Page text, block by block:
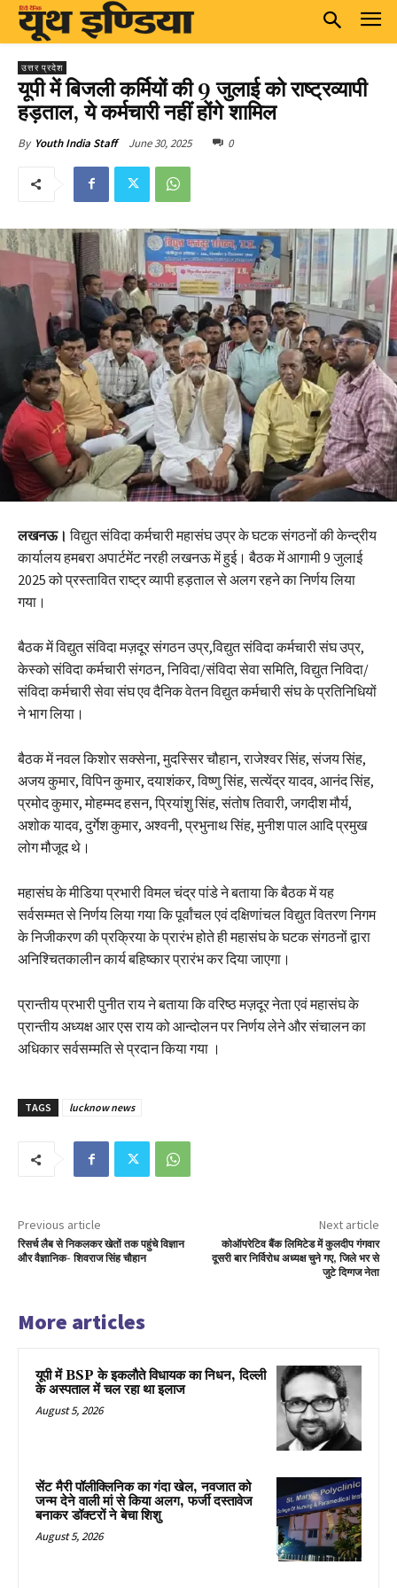
उत्तर प्रदेश
यूपी में बिजली कर्मियों की 9 जुलाई को राष्ट्रव्यापी
हड़ताल, ये कर्मचारी नहीं होंगे शामिल
By Youth India Staff June 30, 2025 0
लखनऊ। विद्युत संविदा कर्मचारी महासंघ उप्र के घटक संगठनों की केन्द्रीय
कार्यालय हमबरा अपार्टमेंट नरही लखनऊ में हुई। बैठक में आगामी 9 जुलाई
2025 को प्रस्तावित राष्ट्र व्यापी हड़ताल से अलग रहने का निर्णय लिया
गया।
बैठक में विद्युत संविदा मज़दूर संगठन उप्र,विद्युत संविदा कर्मचारी संघ उप्र,
केस्को संविदा कर्मचारी संगठन, निविदा/संविदा सेवा समिति, विद्युत निविदा/
संविदा कर्मचारी सेवा संघ एव दैनिक वेतन विद्युत कर्मचारी संघ के प्रतिनिधियों
ने भाग लिया।
बैठक में नवल किशोर सक्सेना, मुदस्सिर चौहान, राजेश्वर सिंह, संजय सिंह,
अजय कुमार, विपिन कुमार, दयाशंकर, विष्णु सिंह, सत्येंद्र यादव, आनंद सिंह,
प्रमोद कुमार, मोहम्मद हसन, प्रियांशु सिंह, संतोष तिवारी, जगदीश मौर्य,
अशोक यादव, दुर्गेश कुमार, अश्वनी, प्रभुनाथ सिंह, मुनीश पाल आदि प्रमुख
लोग मौजूद थे।
महासंघ के मीडिया प्रभारी विमल चंद्र पांडे ने बताया कि बैठक में यह
सर्वसम्मत से निर्णय लिया गया कि पूर्वांचल एवं दक्षिणांचल विद्युत वितरण निगम
के निजीकरण की प्रक्रिया के प्रारंभ होते ही महासंघ के घटक संगठनों द्वारा
अनिश्चितकालीन कार्य बहिष्कार प्रारंभ कर दिया जाएगा।
प्रान्तीय प्रभारी पुनीत राय ने बताया कि वरिष्ठ मज़दूर नेता एवं महासंघ के
प्रान्तीय अध्यक्ष आर एस राय को आन्दोलन पर निर्णय लेने और संचालन का
अधिकार सर्वसम्मति से प्रदान किया गया ।
TAGS lucknow news
Previous article
रिसर्च लैब से निकलकर खेतों तक पहुंचे विज्ञान
और वैज्ञानिक- शिवराज सिंह चौहान
Next article
कोऑपरेटिव बैंक लिमिटेड में कुलदीप गंगवार
दूसरी बार निर्विरोध अध्यक्ष चुने गए, जिले भर से
जुटे दिग्गज नेता
More articles
यूपी में BSP के इकलाैते विधायक का निधन, दिल्ली
के अस्पताल में चल रहा था इलाज
August 5, 2026
सेंट मैरी पॉलीक्लिनिक का गंदा खेल, नवजात को
जन्म देने वाली मां से किया अलग, फर्जी दस्तावेज
बनाकर डॉक्टरों ने बेचा शिशु
August 5, 2026